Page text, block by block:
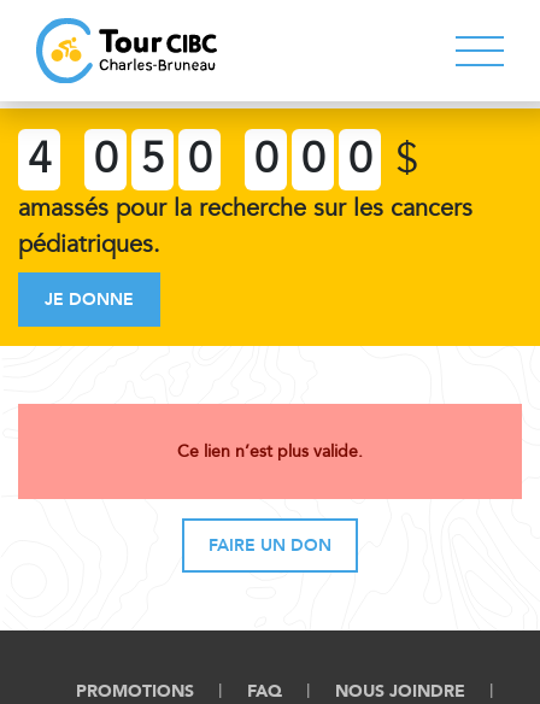
4 0 5 0 0 0 0 $
amassés pour la recherche sur les cancers
pédiatriques.
JE DONNE
Ce lien n’est plus valide.
FAIRE UN DON
PROMOTIONS FAQ
NOUS JOINDRE